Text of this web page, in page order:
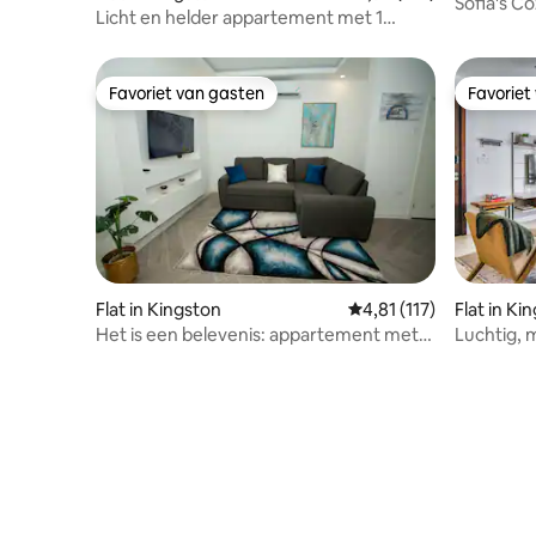
Licht en helder appartement met 1
Favoriet van gasten
Favoriet van gasten
Flat in Kingston Gemiddelde
4,81 (117)
Het is een belevenis: appartement met
Flat in
Luchtig,